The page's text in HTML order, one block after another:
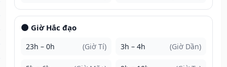
🌑 Giờ Hắc đạo
23h – 0h (Giờ Tí) 3h – 4h (Giờ Dần)